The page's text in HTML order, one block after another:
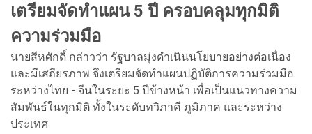
เตรียมจัดทำแผน 5 ปี ครอบคลุมทุกมิติ
ความร่วมมือ
นายสีหศักดิ์ กล่าวว่า รัฐบาลมุ่งดำเนินนโยบายอย่างต่อเนื่อง
และมีเสถียรภาพ จึงเตรียมจัดทำแผนปฏิบัติการความร่วมมือ
ระหว่างไทย - จีนในระยะ 5 ปีข้างหน้า เพื่อเป็นแนวทางความ
สัมพันธ์ในทุกมิติ ทั้งในระดับทวิภาคี ภูมิภาค และระหว่าง
ประเทศ